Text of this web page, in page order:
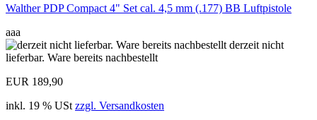
Walther PDP Compact 4" Set cal. 4,5 mm (.177) BB Luftpistole
aaa
derzeit nicht
lieferbar. Ware bereits nachbestellt
EUR 189,90
inkl. 19 % USt zzgl. Versandkosten